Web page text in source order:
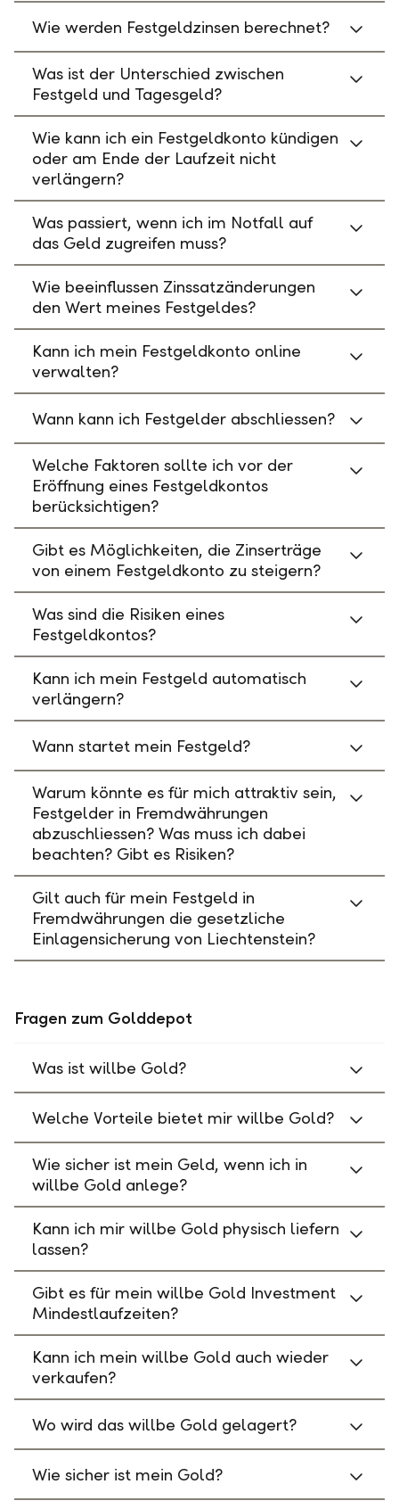
Wie werden Festgeldzinsen berechnet?
Was ist der Unterschied zwischen
Festgeld und Tagesgeld?
Wie kann ich ein Festgeldkonto kündigen
oder am Ende der Laufzeit nicht
verlängern?
Was passiert, wenn ich im Notfall auf
das Geld zugreifen muss?
Wie beeinflussen Zinssatzänderungen
den Wert meines Festgeldes?
Kann ich mein Festgeldkonto online
verwalten?
Wann kann ich Festgelder abschliessen?
Welche Faktoren sollte ich vor der
Eröffnung eines Festgeldkontos
berücksichtigen?
Gibt es Möglichkeiten, die Zinserträge
von einem Festgeldkonto zu steigern?
Was sind die Risiken eines
Festgeldkontos?
Kann ich mein Festgeld automatisch
verlängern?
Wann startet mein Festgeld?
Warum könnte es für mich attraktiv sein,
Festgelder in Fremdwährungen
abzuschliessen? Was muss ich dabei
beachten? Gibt es Risiken?
Gilt auch für mein Festgeld in
Fremdwährungen die gesetzliche
Einlagensicherung von Liechtenstein?
Fragen zum Golddepot
Was ist willbe Gold?
Welche Vorteile bietet mir willbe Gold?
Wie sicher ist mein Geld, wenn ich in
willbe Gold anlege?
Kann ich mir willbe Gold physisch liefern
lassen?
Gibt es für mein willbe Gold Investment
Mindestlaufzeiten?
Kann ich mein willbe Gold auch wieder
verkaufen?
Wo wird das willbe Gold gelagert?
Wie sicher ist mein Gold?